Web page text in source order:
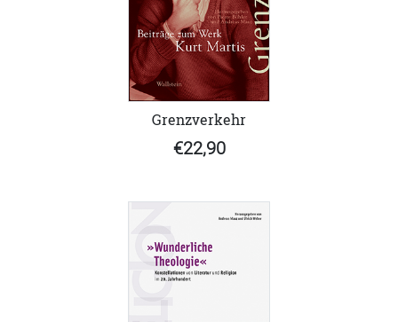
Grenzverkehr
€22,90